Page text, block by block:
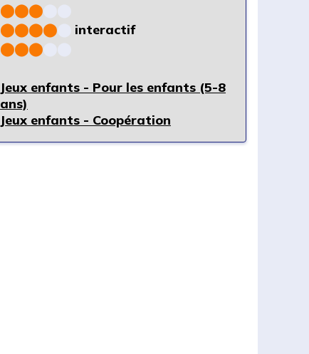
⬤⬤⬤
⬤⬤⬤⬤
interactif
⬤⬤⬤
Jeux enfants - Pour les enfants (5-8
ans)
Jeux enfants - Coopération